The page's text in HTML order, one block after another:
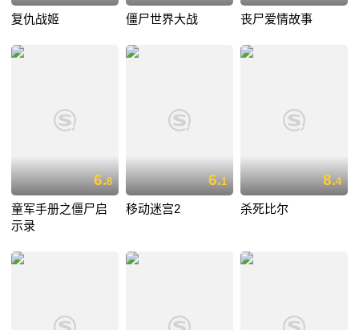
复仇战姬 僵尸世界大战 丧尸爱情故事
6.8
童军手册之僵尸启
示录
6.1
移动迷宫2
8.4
杀死比尔